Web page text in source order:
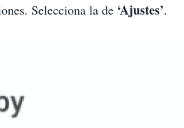
Selecciona la de ‘Ajustes’.